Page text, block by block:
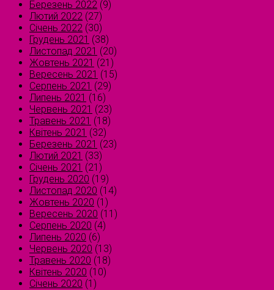
Березень 2022 (9)
Лютий 2022 (27)
Січень 2022 (30)
Грудень 2021 (38)
Листопад 2021 (20)
Жовтень 2021 (21)
Вересень 2021 (15)
Серпень 2021 (29)
Липень 2021 (16)
Червень 2021 (23)
Травень 2021 (18)
Квітень 2021 (32)
Березень 2021 (23)
Лютий 2021 (33)
Січень 2021 (21)
Грудень 2020 (19)
Листопад 2020 (14)
Жовтень 2020 (1)
Вересень 2020 (11)
Серпень 2020 (4)
Липень 2020 (6)
Червень 2020 (13)
Травень 2020 (18)
Квітень 2020 (10)
Січень 2020 (1)